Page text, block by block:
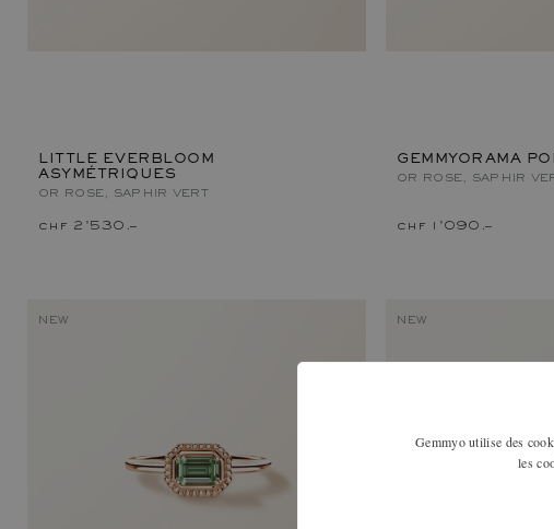
LITTLE EVERBLOOM
ASYMÉTRIQUES
OR ROSE, SAPHIR VERT
chf 2'530.–
GEMMYORAMA
OR ROSE, SAPHIR
chf 1'090.–
NEW NEW
Gemmyo utilise des
les